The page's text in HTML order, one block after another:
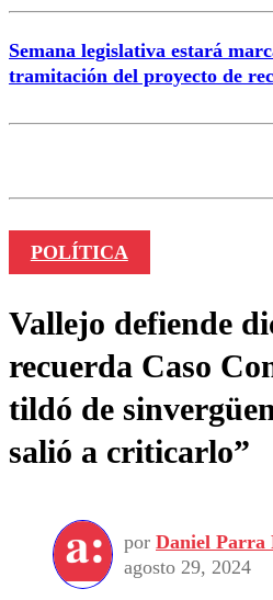
Semana legislativa estará
tramitación del proyecto de
POLÍTICA
Vallejo defiende
recuerda Caso
tildó de
salió a criticarlo”
por Daniel Parra
agosto 29, 2024